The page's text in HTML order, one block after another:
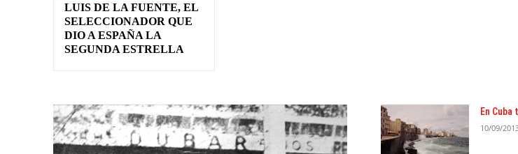
LUIS DE LA FUENTE, EL
SELECCIONADOR QUE
DIO A ESPAÑA LA
SEGUNDA ESTRELLA
En
10/09/